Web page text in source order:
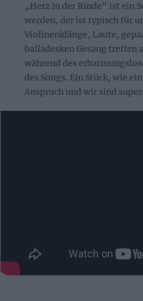
„Herz in der Rinde“ ist ein
werden, der ist typisch für
Violinenklänge, Laute,
balladesken Gesang
während des
des Songs. Ein Stück, wie
Anspruch und wir sind